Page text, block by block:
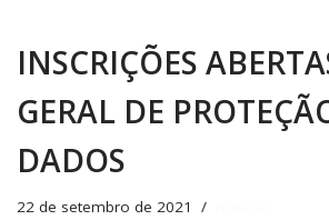
INSCRIÇÕES
GERAL DE
DADOS
22 de setembro de 2021